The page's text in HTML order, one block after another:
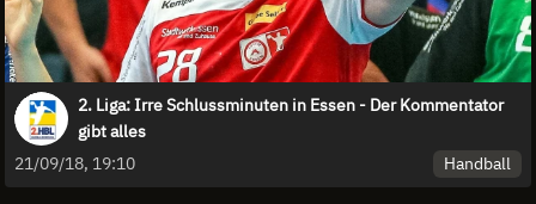
2. Liga: Irre Schlussminuten in Essen - Der Kommentator
gibt alles
21/09/18, 19:10
Handball